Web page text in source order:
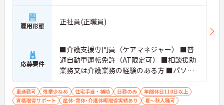
雇用形態 正社員(正職員)
応募要件
■介護支援専門員（ケアマネジャー） ■普
通自動車運転免許（AT限定可） ■相談援助
業務又は介護業務の経験のある方 ■パソコ
ン操作（ワード、エクセル／初級レベル）
の出来る方
車通勤可 残業少なめ 住宅手当・補助 日勤のみ
年間休日110日以上
資格取得サポート
産休･育休･介護休暇取得実績あり
夏～秋入職可